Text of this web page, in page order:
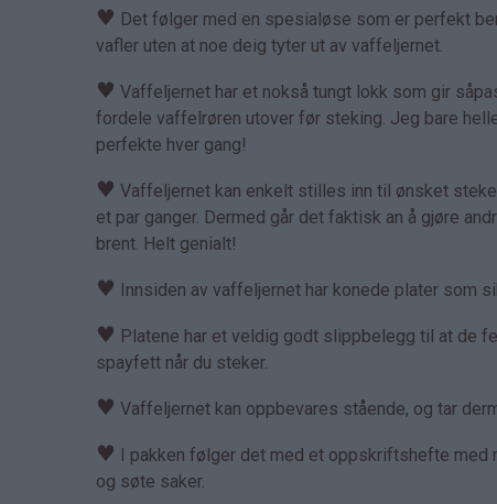
♥ Det følger med en spesialøse som er perfekt
vafler uten at noe deig tyter ut av vaffeljernet.
♥ Vaffeljernet har et nokså tungt lokk som gir
fordele vaffelrøren utover før steking. Jeg bare
perfekte hver gang!
♥ Vaffeljernet kan enkelt stilles inn til ønsket
et par ganger. Dermed går det faktisk an å gjøre
brent. Helt genialt!
♥ Innsiden av vaffeljernet har konede plater som
♥ Platene har et veldig godt slippbelegg til at de
spayfett når du steker.
♥ Vaffeljernet kan oppbevares stående, og tar
♥ I pakken følger det med et oppskriftshefte med
og søte saker.